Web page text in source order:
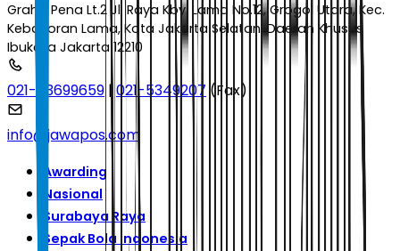
Graha Pena Lt.2 Jl. Raya Kby. Lama No.12, Grogol Utara, Kec.
Kebayoran Lama, Kota Jakarta Selatan, Daerah Khusus
Ibukota Jakarta 12210
021-53699659 | 021-5349207 (Fax)
info@jawapos.com
Awarding
Nasional
Surabaya Raya
Sepak Bola Indonesia